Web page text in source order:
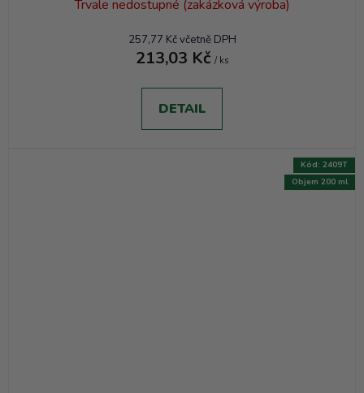
Trvale nedostupné (zakázková výroba)
257,77 Kč včetně DPH
213,03 Kč / ks
DETAIL
Objem 200 ml
Kód: 2409T